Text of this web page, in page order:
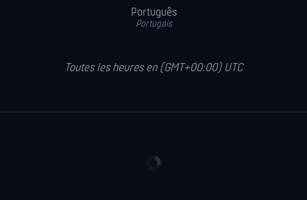
Português
Portugais
Toutes les heures en (GMT+00:00) UTC